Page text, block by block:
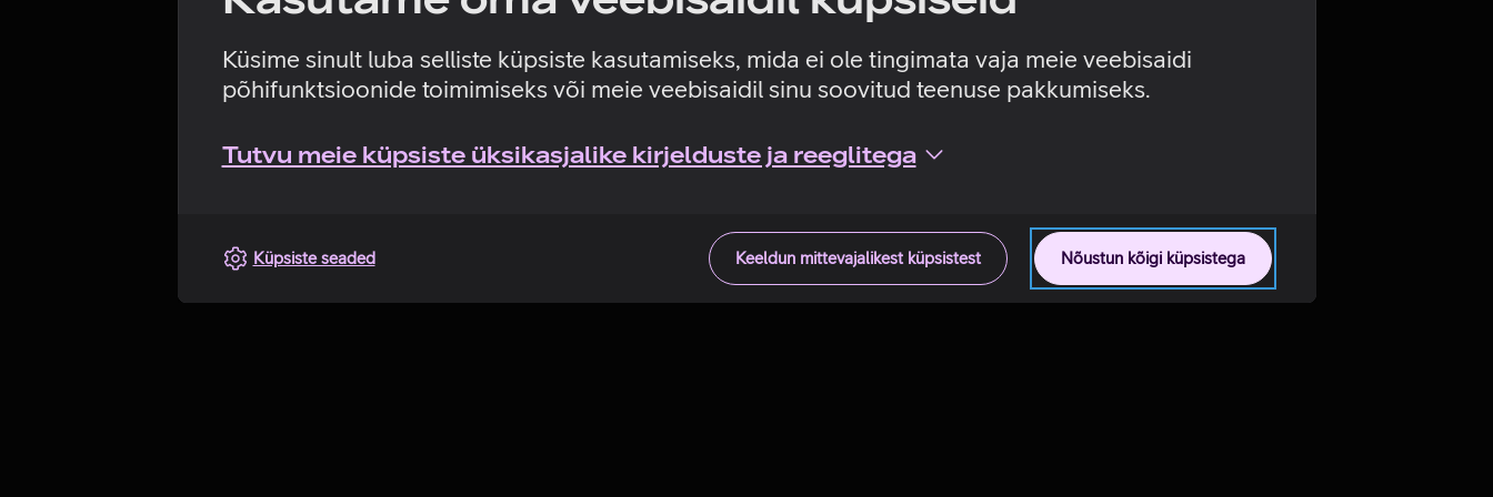
Küsime sinult luba selliste küpsiste kasutamiseks, mida ei ole tingimata vaja meie veebisaidi
põhifunktsioonide toimimiseks või meie veebisaidil sinu soovitud teenuse pakkumiseks.
Tutvu meie küpsiste üksikasjalike kirjelduste ja reeglitega
Nõustun kõigi küpsistega
Keeldun mittevajalikest küpsistest
Küpsiste seaded